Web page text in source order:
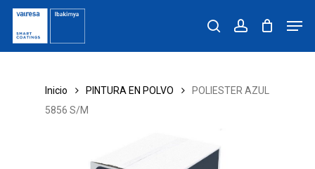
Skip
main
content
searchaccount
Inicio PINTURA EN POLVO
POLIESTER AZUL
5856 S/M